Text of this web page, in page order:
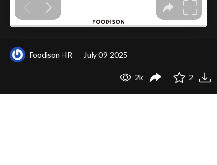
Foodison HR July 09, 2025
2k 2